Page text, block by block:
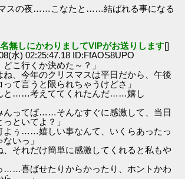
スの夜……こなたと……結ばれる事になる
無しにかわりましてVIPがお送りします[]
水) 02:25:47.18 ID:FfAOS8UPO
こ行くか決めた～？」
ね、今年のクリスマスは平日だから、午後
て言うと限られちゃうけどさ」
と……考えててくれたんだ……嬉し
んってば……そんなすぐに感激して、当日
といてよ？」
よぅ……嬉しい事なんて、いくらあったっ
いっ」
、それだけ簡単に感激してくれると私もや
……喜ばせたりからかったり、ホントかわ